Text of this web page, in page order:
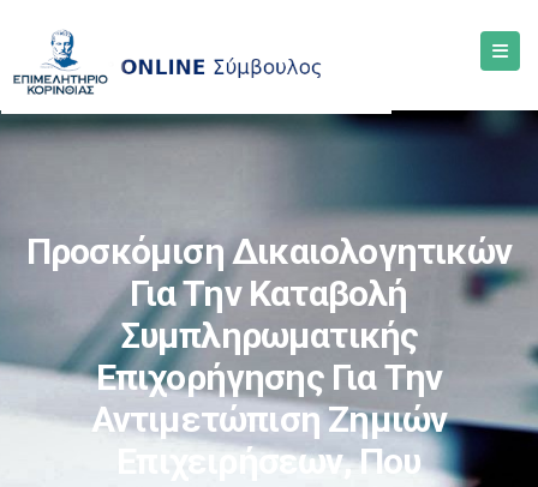
Προσκόμιση Δικαιολογητικών
Για Την Καταβολή
Συμπληρωματικής
Επιχορήγησης Για Την
Αντιμετώπιση Ζημιών
Επιχειρήσεων, Που